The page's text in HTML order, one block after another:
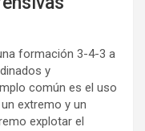
formación 3-4-3 a
y
común es el uso
extremo y un
explotar el